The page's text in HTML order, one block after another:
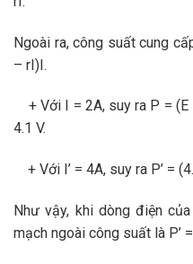
Ngoài ra, công suất cung
– rI)I.
+ Với I = 2A, suy ra P = (E
4.1 V.
+ Với I’ = 4A, suy ra P’ =
Như vậy, khi dòng điện
mạch ngoài công suất là P’